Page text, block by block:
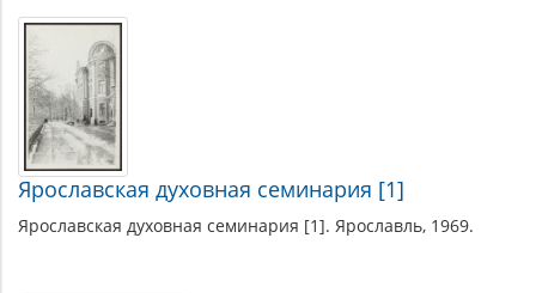
Ярославская духовная семинария [1]
Ярославская духовная семинария [1]. Ярославль, 1969.